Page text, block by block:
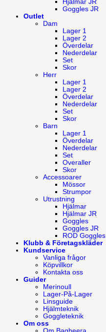
Hjälmar JR
Goggles JR
Outlet
Dam
Lager 1
Lager 2
Överdelar
Nederdelar
Set
Skor
Herr
Lager 1
Lager 2
Överdelar
Nederdelar
Set
Skor
Barn
Lager 1
Överdelar
Nederdelar
Set
Overaller
Skor
Accessoarer
Mössor
Strumpor
Utrustning
Hjälmar
Hjälmar JR
Goggles
Goggles JR
ROD Goggles
Klubb & Företagskläder
Kundservice
Vanliga frågor
Köpvillkor
Kontakta oss
Guider
Merinoull
Lager-På-Lager
Linsguide
Hjälmteknik
Goggleteknik
Om oss